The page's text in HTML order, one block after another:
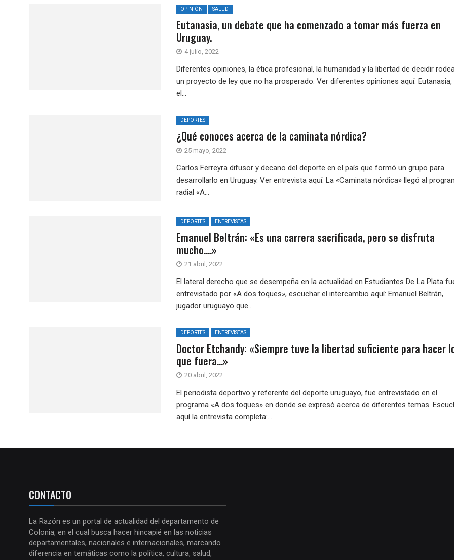
OPINIÓN SALUD
Eutanasia, un debate que ha comenzado a tomar más fuerza en
Uruguay.
4 julio, 2022
Diferentes opiniones, la ética profesional, la humanidad y la libertad de decidir
un proyecto de ley que no ha prosperado. Ver diferentes opiniones aquí: Eutanasia,
el...
DEPORTES
¿Qué conoces acerca de la caminata nórdica?
25 mayo, 2022
Carlos Ferreyra difusor y decano del deporte en el país que formó un grupo para
desarrollarlo en Uruguay. Ver entrevista aquí: La «Caminata nórdica» llegó al
radial «A...
DEPORTES ENTREVISTAS
Emanuel Beltrán: «Es una carrera sacrificada, pero se disfruta
mucho….»
21 abril, 2022
El lateral derecho que se desempeña en la actualidad en Estudiantes De La Plata
entrevistado por «A dos toques», escuchar el intercambio aquí: Emanuel Beltrán,
jugador uruguayo que...
DEPORTES ENTREVISTAS
Doctor Etchandy: «Siempre tuve la libertad suficiente para hacer
que fuera…»
20 abril, 2022
El periodista deportivo y referente del deporte uruguayo, fue entrevistado en el
programa «A dos toques» en donde se expresó acerca de diferentes temas.
aquí la entrevista completa:...
CONTACTO
La Razón es un portal de actualidad del departamento de
Colonia, en el cual busca hacer hincapié en las noticias
departamentales, nacionales e internacionales, marcando
diferencia en temáticas como la política, cultura, salud,